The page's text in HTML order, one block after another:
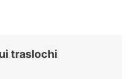
traslochi